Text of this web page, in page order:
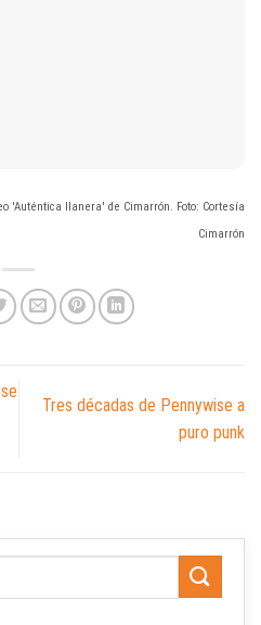
'Auténtica llanera' de Cimarrón. Foto: Cortesía
Cimarrón
Tres décadas de Pennywise a
puro punk